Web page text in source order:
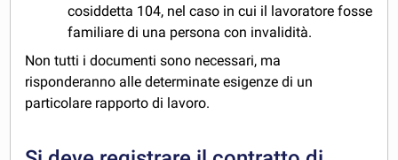
cosiddetta 104, nel caso in cui il lavoratore fosse
familiare di una persona con invalidità.
Non tutti i documenti sono necessari, ma
risponderanno alle determinate esigenze di un
particolare rapporto di lavoro.